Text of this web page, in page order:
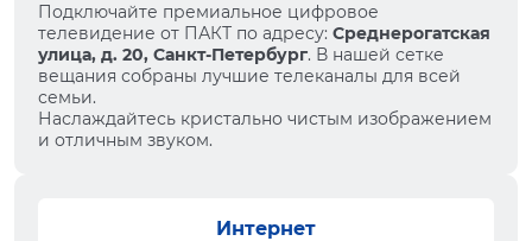
Подключайте премиальное цифровое
телевидение от ПАКТ по адресу: Среднерогатская
улица, д. 20, Санкт-Петербург. В нашей сетке
вещания собраны лучшие телеканалы для всей
семьи.
Наслаждайтесь кристально чистым изображением
и отличным звуком.
Интернет